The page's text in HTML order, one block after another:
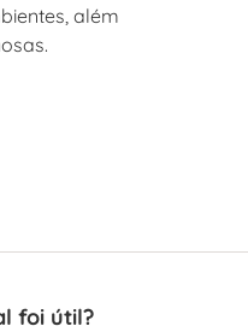
além
foi útil?